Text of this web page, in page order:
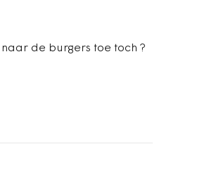
de burgers toe toch ?